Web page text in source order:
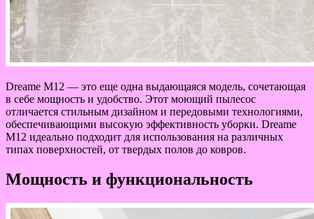
Dreame M12 — это еще одна выдающаяся модель, сочетающая
в себе мощность и удобство. Этот моющий пылесос
отличается стильным дизайном и передовыми технологиями,
обеспечивающими высокую эффективность уборки. Dreame
M12 идеально подходит для использования на различных
типах поверхностей, от твердых полов до ковров.
Мощность и функциональность